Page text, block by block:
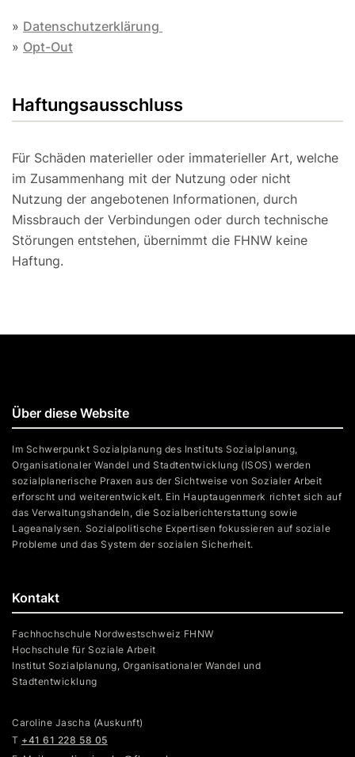
» Datenschutzerklärung
» Opt-Out
Haftungsausschluss
Für Schäden materieller oder immaterieller Art, welche
im Zusammenhang mit der Nutzung oder nicht
Nutzung der angebotenen Informationen, durch
Missbrauch der Verbindungen oder durch technische
Störungen entstehen, übernimmt die FHNW keine
Haftung.
Kontakt
Fachhochschule Nordwestschweiz FHNW
Hochschule für Soziale Arbeit
Institut Sozialplanung, Organisationaler Wandel und
Stadtentwicklung
Caroline Jascha (Auskunft)
T +41 61 228 58 05
Über diese Website
Im Schwerpunkt Sozialplanung des Instituts Sozialplanung,
Organisationaler Wandel und Stadtentwicklung (ISOS) werden
sozialplanerische Praxen aus der Sichtweise von Sozialer Arbeit
erforscht und weiterentwickelt. Ein Hauptaugenmerk richtet sich auf
das Verwaltungshandeln, die Sozialberichterstattung sowie
Lageanalysen. Sozialpolitische Expertisen fokussieren auf soziale
Probleme und das System der sozialen Sicherheit.